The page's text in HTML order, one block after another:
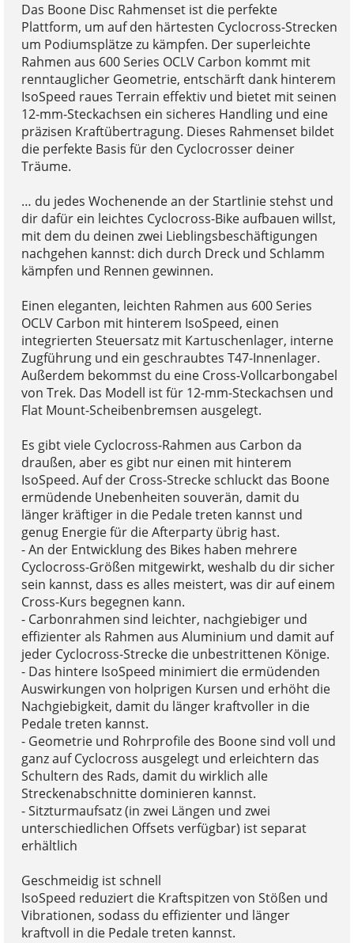
Das Boone Disc Rahmenset ist die perfekte
Plattform, um auf den härtesten Cyclocross-Strecken
um Podiumsplätze zu kämpfen. Der superleichte
Rahmen aus 600 Series OCLV Carbon kommt mit
renntauglicher Geometrie, entschärft dank hinterem
IsoSpeed raues Terrain effektiv und bietet mit seinen
12-mm-Steckachsen ein sicheres Handling und eine
präzisen Kraftübertragung. Dieses Rahmenset bildet
die perfekte Basis für den Cyclocrosser deiner
Träume.
… du jedes Wochenende an der Startlinie stehst und
dir dafür ein leichtes Cyclocross-Bike aufbauen willst,
mit dem du deinen zwei Lieblingsbeschäftigungen
nachgehen kannst: dich durch Dreck und Schlamm
kämpfen und Rennen gewinnen.
Einen eleganten, leichten Rahmen aus 600 Series
OCLV Carbon mit hinterem IsoSpeed, einen
integrierten Steuersatz mit Kartuschenlager, interne
Zugführung und ein geschraubtes T47-Innenlager.
Außerdem bekommst du eine Cross-Vollcarbongabel
von Trek. Das Modell ist für 12-mm-Steckachsen und
Flat Mount-Scheibenbremsen ausgelegt.
Es gibt viele Cyclocross-Rahmen aus Carbon da
draußen, aber es gibt nur einen mit hinterem
IsoSpeed. Auf der Cross-Strecke schluckt das Boone
ermüdende Unebenheiten souverän, damit du
länger kräftiger in die Pedale treten kannst und
genug Energie für die Afterparty übrig hast.
- An der Entwicklung des Bikes haben mehrere
Cyclocross-Größen mitgewirkt, weshalb du dir sicher
sein kannst, dass es alles meistert, was dir auf einem
Cross-Kurs begegnen kann.
- Carbonrahmen sind leichter, nachgiebiger und
effizienter als Rahmen aus Aluminium und damit auf
jeder Cyclocross-Strecke die unbestrittenen Könige.
- Das hintere IsoSpeed minimiert die ermüdenden
Auswirkungen von holprigen Kursen und erhöht die
Nachgiebigkeit, damit du länger kraftvoller in die
Pedale treten kannst.
- Geometrie und Rohrprofile des Boone sind voll und
ganz auf Cyclocross ausgelegt und erleichtern das
Schultern des Rads, damit du wirklich alle
Streckenabschnitte dominieren kannst.
- Sitzturmaufsatz (in zwei Längen und zwei
unterschiedlichen Offsets verfügbar) ist separat
erhältlich
Geschmeidig ist schnell
IsoSpeed reduziert die Kraftspitzen von Stößen und
Vibrationen, sodass du effizienter und länger
kraftvoll in die Pedale treten kannst.